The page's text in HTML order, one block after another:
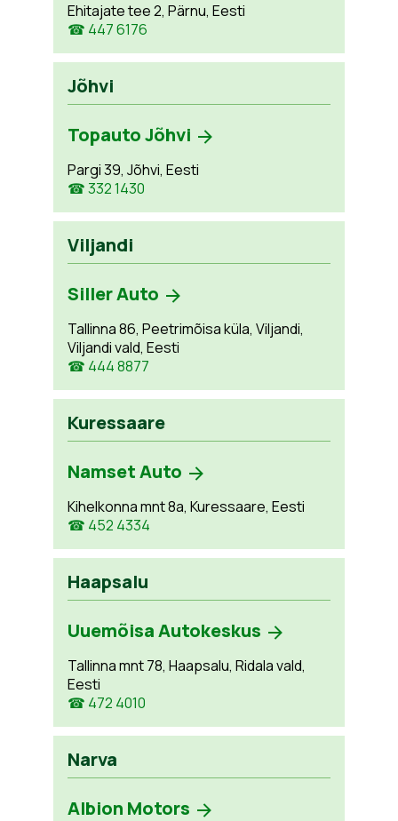
Ehitajate tee 2, Pärnu, Eesti
☎ 447 6176
Jõhvi
Topauto Jõhvi
Pargi 39, Jõhvi, Eesti
☎ 332 1430
Viljandi
Siller Auto
Tallinna 86, Peetrimõisa küla, Viljandi,
Viljandi vald, Eesti
☎ 444 8877
Kuressaare
Namset Auto
Kihelkonna mnt 8a, Kuressaare, Eesti
☎ 452 4334
Haapsalu
Uuemõisa Autokeskus
Tallinna mnt 78, Haapsalu, Ridala vald,
Eesti
☎ 472 4010
Narva
Albion Motors